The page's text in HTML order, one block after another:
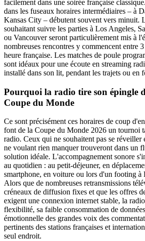
facilement dans une soirée française
dans les fuseaux horaires intermédiaires – à
Kansas City – débutent souvent vers minuit.
souhaitant suivre les parties à Los Angeles,
ou Vancouver seront particulièrement mis à
nombreuses rencontres y commencent entre
heure française. Les matches de poule
sont idéaux pour une écoute en streaming
installé dans son lit, pendant les trajets ou en
Pourquoi la radio tire son épingle
Coupe du Monde
Ce sont précisément ces horaires de coup
font de la Coupe du Monde 2026 un tournoi
radio. Ceux qui ne souhaitent pas se réveiller
ne voulant rien manquer trouveront dans un
solution idéale. L'accompagnement sonore
au quotidien : au petit-déjeuner, en
smartphone, en voiture ou lors d'un footing à
Alors que de nombreuses retransmissions
créneaux de diffusion fixes et que les offres
exigent une connexion internet stable, la
flexibilité, sa faible consommation de
émotionnelle des grandes voix des
pertinents des stations françaises et
seul endroit.